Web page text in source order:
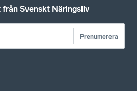
Svenskt Näringsliv
Prenumerera